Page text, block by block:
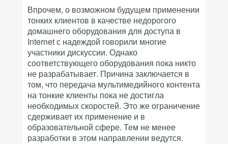
Впрочем, о возможном будущем применении
тонких клиентов в качестве недорогого
домашнего оборудования для доступа в
Internet с надеждой говорили многие
участники дискуссии. Однако
соответствующего оборудования пока никто
не разрабатывает. Причина заключается в
том, что передача мультимедийного контента
на тонкие клиенты пока не достигла
необходимых скоростей. Это же ограничение
сдерживает их применение и в
образовательной сфере. Тем не менее
разработки в этом направлении ведутся.